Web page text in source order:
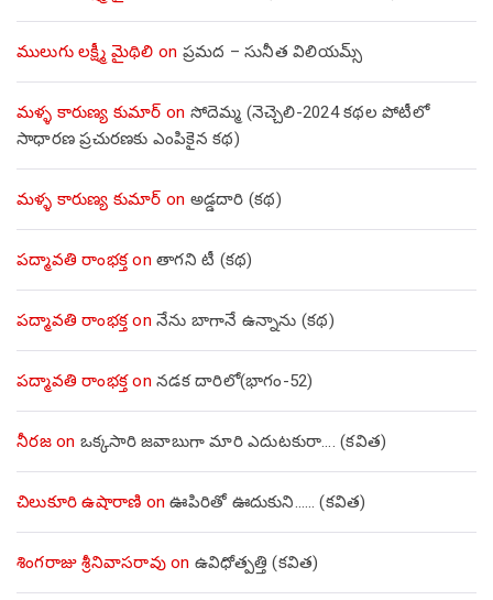
ములుగు లక్ష్మీ మైథిలి on ప్రమద – సునీత విలియమ్స్
మళ్ళ కారుణ్య కుమార్ on సోదెమ్మ (నెచ్చెలి-2024 కథల పోటీలో
సాధారణ ప్రచురణకు ఎంపికైన కథ)
మళ్ళ కారుణ్య కుమార్ on అడ్డదారి (కథ)
పద్మావతి రాంభక్తon తాగని టీ (కథ)
పద్మావతి రాంభక్తon నేను బాగానే ఉన్నాను (క‌థ‌)
పద్మావతి రాంభక్తon నడక దారిలో(భాగం-52)
నీరజon ఒక్కసారి జవాబుగా మారి ఎదుటకురా…. (కవిత)
చిలుకూరి ఉషారాణి onఊపిరితో ఊదుకుని…… (కవిత)
శింగరాజు శ్రీనివాసరావుon ఉవిధోత్పత్తి (కవిత)